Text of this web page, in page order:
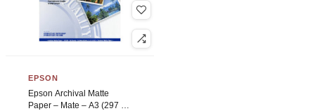
EPSON
Epson Archival Matte
Paper – Mate – A3 (297 x